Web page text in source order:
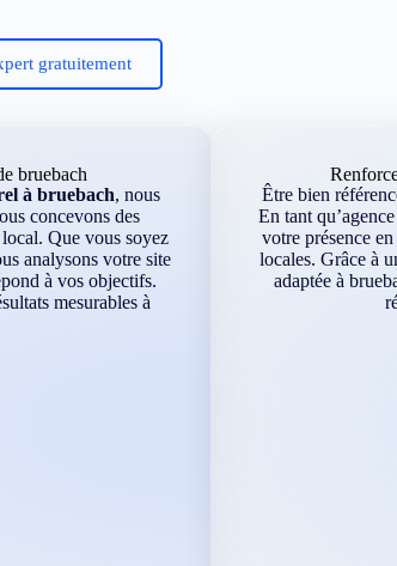
gratuitement
bruebach
à bruebach, nous
concevons des
local. Que vous soyez
analysons votre site
à vos objectifs.
mesurables à
Être bien
En tant
votre présence
locales. Grâce à
adaptée à